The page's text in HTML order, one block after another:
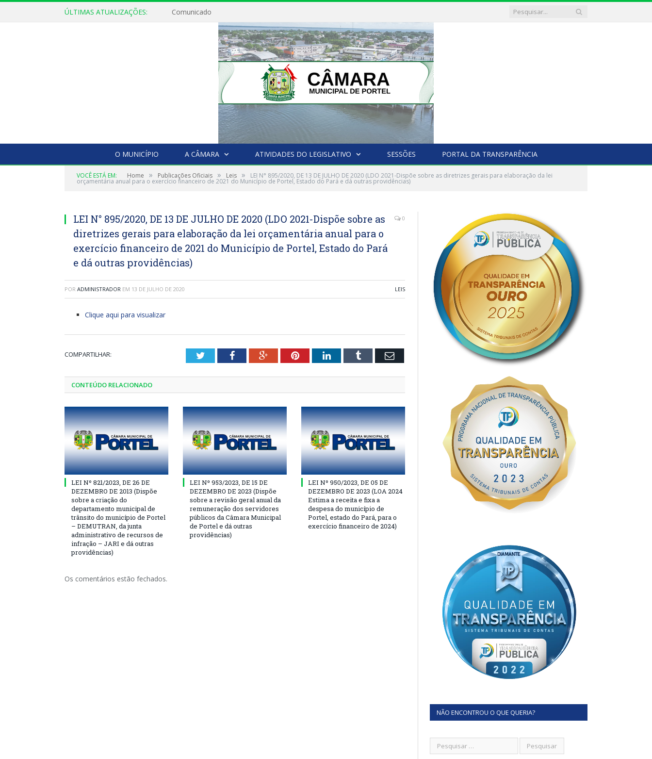
ÚLTIMAS ATUALIZAÇÕES: Comunicado
O MUNICÍPIO A CÂMARA ATIVIDADES DO LEGISLATIVO SESSÕES PORTAL DA TRANSPARÊNCIA
VOCÊ ESTÁ EM: Home » Publicações Oficiais » Leis » LEI N° 895/2020, DE 13 DE JULHO DE 2020 (LDO 2021-Dispõe sobre as diretrizes gerais para elaboração da lei
orçamentária anual para o exercício financeiro de 2021 do Município de Portel, Estado do Pará e dá outras providências)
LEI N° 895/2020, DE 13 DE JULHO DE 2020 (LDO 2021-Dispõe sobre as
diretrizes gerais para elaboração da lei orçamentária anual para o
exercício financeiro de 2021 do Município de Portel, Estado do Pará
e dá outras providências)
0
POR ADMINISTRADOR EM 13 DE JULHO DE 2020 LEIS
Clique aqui para visualizar
COMPARTILHAR: TwitterFacebookGoogle+PinterestLinkedInTumblr Email
CONTEÚDO RELACIONADO
LEI Nº 821/2023, DE 26 DE
DEZEMBRO DE 2013 (Dispõe
sobre a criação do
departamento municipal de
trânsito do município de Portel
– DEMUTRAN, da junta
administrativo de recursos de
infração – JARI e dá outras
providências)
LEI Nº 953/2023, DE 15 DE
DEZEMBRO DE 2023 (Dispõe
sobre a revisão geral anual da
remuneração dos servidores
públicos da Câmara Municipal
de Portel e dá outras
providências)
LEI Nº 950/2023, DE 05 DE
DEZEMBRO DE 2023 (LOA 2024
Estima a receita e fixa a
despesa do município de
Portel, estado do Pará, para o
exercício financeiro de 2024)
Os comentários estão fechados.
NÃO ENCONTROU O QUE QUERIA?